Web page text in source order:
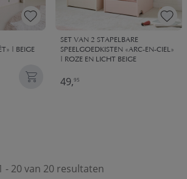
| BEIGE
SET VAN 2 STAPELBARE
SPEELGOEDKISTEN «ARC-EN-CIEL»
| ROZE EN LICHT BEIGE
49,95
- 20 van 20 resultaten